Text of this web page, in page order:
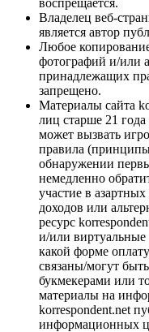
Владелец веб-
является автор
Любое
фотографий и/или
принадлежащих
запрещено.
Материалы сайта
лиц старше 21
может вызвать
правила
обнаружении
немедленно
участие в
доходов или
ресурс
и/или виртуальные
какой форме
связаны/могут
букмекерами или
материалы на
korrespondent.net
информационных